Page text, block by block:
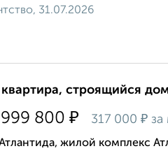
31.07.2026
квартира, строящийся
800 ₽ 317 000 ₽ за
жилой комплекс